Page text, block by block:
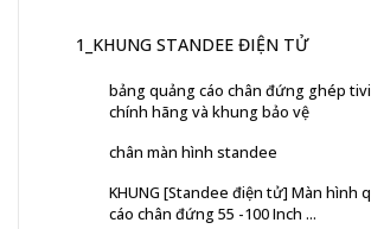
1_KHUNG STANDEE ĐIỆN TỬ
bảng quảng cáo chân đứng ghép tivi
chính hãng và khung bảo vệ
chân màn hình standee
KHUNG [Standee điện tử] Màn hình
cáo chân đứng 55 -100 Inch ...